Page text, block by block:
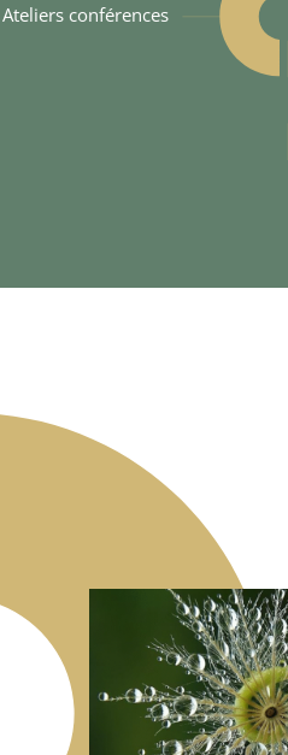
Ateliers conférences